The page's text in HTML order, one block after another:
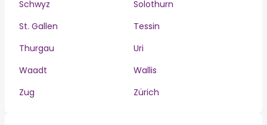
Schwyz
Solothurn
St. Gallen
Tessin
Thurgau
Uri
Waadt
Wallis
Zug
Zürich